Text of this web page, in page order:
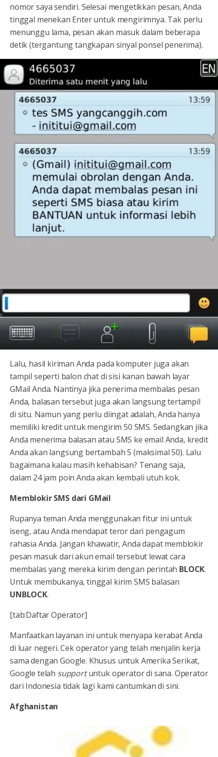
nomor saya sendiri. Selesai mengetikkan pesan, Anda
tinggal menekan Enter untuk mengirimnya. Tak perlu
menunggu lama, pesan akan masuk dalam beberapa
detik (tergantung tangkapan sinyal ponsel penerima).
Lalu, hasil kiriman Anda pada komputer juga akan
tampil seperti balon chat di sisi kanan bawah layar
GMail Anda. Nantinya jika penerima membalas pesan
Anda, balasan tersebut juga akan langsung tertampil
di situ. Namun yang perlu diingat adalah, Anda hanya
memiliki kredit untuk mengirim 50 SMS. Sedangkan jika
Anda menerima balasan atau SMS ke email Anda, kredit
Anda akan langsung bertambah 5 (maksimal 50). Lalu
bagaimana kalau masih kehabisan? Tenang saja,
dalam 24 jam poin Anda akan kembali utuh kok.
Memblokir SMS dari GMail
Rupanya teman Anda menggunakan fitur ini untuk
iseng, atau Anda mendapat teror dari pengagum
rahasia Anda. Jangan khawatir, Anda dapat memblokir
pesan masuk dari akun email tersebut lewat cara
membalas yang mereka kirim dengan perintah BLOCK.
Untuk membukanya, tinggal kirim SMS balasan
UNBLOCK.
[tab:Daftar Operator]
Manfaatkan layanan ini untuk menyapa kerabat Anda
di luar negeri. Cek operator yang telah menjalin kerja
sama dengan Google. Khusus untuk Amerika Serikat,
Google telah supportuntuk operator di sana. Operator
dari Indonesia tidak lagi kami cantumkan di sini.
Afghanistan